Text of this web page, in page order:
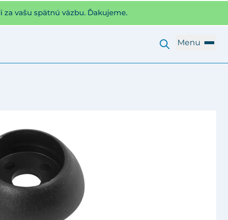
vašu spätnú väzbu. Ďakujeme.
Menu